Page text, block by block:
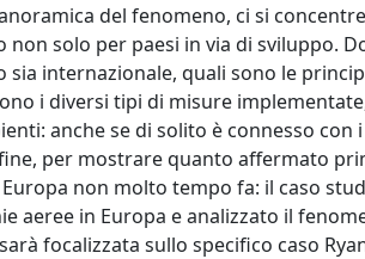
del fenomeno, ci si
solo per paesi in via di sviluppo.
internazionale, quali sono le
i diversi tipi di misure
anche se di solito è connesso
per mostrare quanto affermato
non molto tempo fa: il caso
aeree in Europa e analizzato il
focalizzata sullo specifico caso